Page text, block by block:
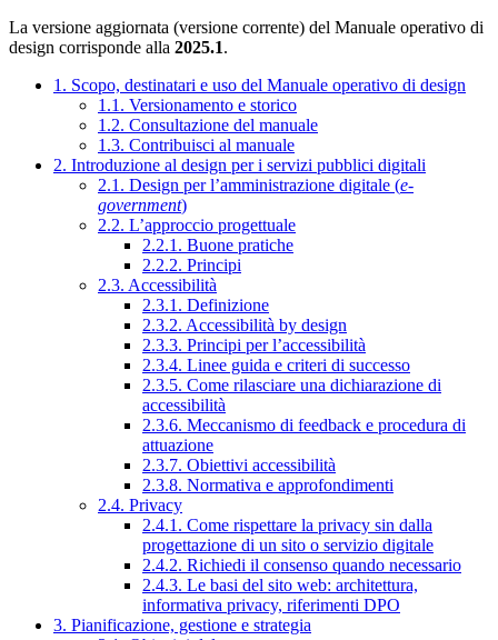
La versione aggiornata (versione corrente) del Manuale operativo di
design corrisponde alla 2025.1.
1. Scopo, destinatari e uso del Manuale operativo di design
1.1. Versionamento e storico
1.2. Consultazione del manuale
1.3. Contribuisci al manuale
2. Introduzione al design per i servizi pubblici digitali
2.1. Design per l’amministrazione digitale (e-
government)
2.2. L’approccio progettuale
2.2.1. Buone pratiche
2.2.2. Principi
2.3. Accessibilità
2.3.1. Definizione
2.3.2. Accessibilità by design
2.3.3. Principi per l’accessibilità
2.3.4. Linee guida e criteri di successo
2.3.5. Come rilasciare una dichiarazione di
accessibilità
2.3.6. Meccanismo di feedback e procedura di
attuazione
2.3.7. Obiettivi accessibilità
2.3.8. Normativa e approfondimenti
2.4. Privacy
2.4.1. Come rispettare la privacy sin dalla
progettazione di un sito o servizio digitale
2.4.2. Richiedi il consenso quando necessario
2.4.3. Le basi del sito web: architettura,
informativa privacy, riferimenti DPO
3. Pianificazione, gestione e strategia